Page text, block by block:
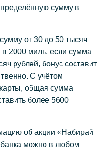
сумму в
от 30 до 50 тысяч
в 2000 миль, если сумма
рублей, бонус составит
С учётом
общая сумма
более 5600
об акции «Набирай
можно в любом